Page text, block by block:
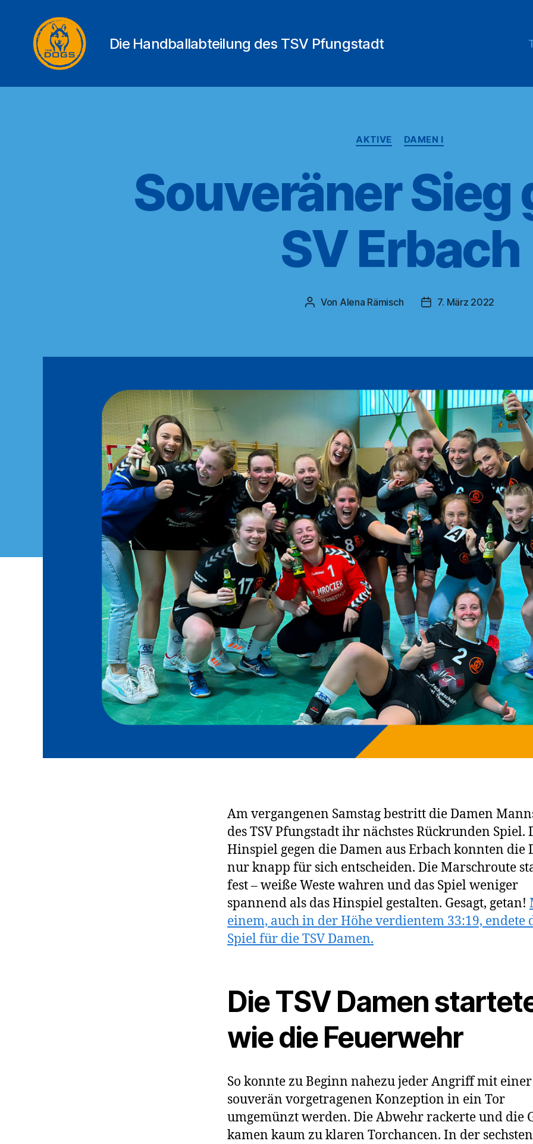
DOGS
Die Handballabteilung des TSV Pfungstadt
Kategorien
AKTIVE DAMEN I
Souveräner Sieg
SV Erbach
Beitragsautor
Von Alena Rämisch Veröffentlichungsdatum
7. März 2022
Am vergangenen Samstag bestritt die Damen
des TSV Pfungstadt ihr nächstes Rückrunden Spiel.
Hinspiel gegen die Damen aus Erbach konnten die
nur knapp für sich entscheiden. Die Marschroute
fest – weiße Weste wahren und das Spiel weniger
spannend als das Hinspiel gestalten. Gesagt, getan!
einem, auch in der Höhe verdientem 33:19, endete
Spiel für die TSV Damen.
Die TSV Damen
wie die Feuerwehr
So konnte zu Beginn nahezu jeder Angriff mit einer
souverän vorgetragenen Konzeption in ein Tor
umgemünzt werden. Die Abwehr rackerte und die
kamen kaum zu klaren Torchancen. In der sechsten